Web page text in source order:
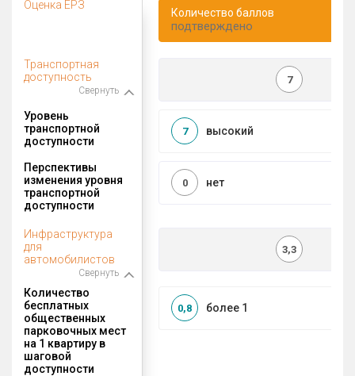
Оценка ЕРЗ
Количество баллов
подтверждено
Транспортная
доступность
Свернуть
7
Уровень
транспортной
доступности
высокий
7
Перспективы
изменения уровня
транспортной
доступности
нет
0
Инфраструктура
для
автомобилистов
Свернуть
3,3
Количество
бесплатных
общественных
парковочных мест
на 1 квартиру в
шаговой
доступности
более 1
0,8